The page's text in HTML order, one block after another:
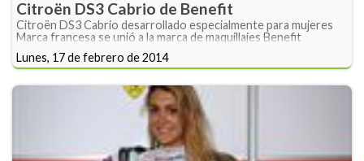
Citroën DS3 Cabrio de Benefit
Citroën DS3 Cabrio desarrollado especialmente para mujeres
Marca francesa se unió a la marca de maquillajes Benefit
Lunes, 17 de febrero de 2014